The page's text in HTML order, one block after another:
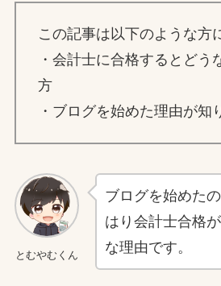
この記事は以下のような方
・会計士に合格するとどう
方
・ブログを始めた理由が知
とむやむくん
ブログを始めた
はり会計士合格
な理由です。